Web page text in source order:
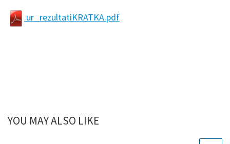
ur_rezultatiKRATKA.pdf
YOU MAY ALSO LIKE